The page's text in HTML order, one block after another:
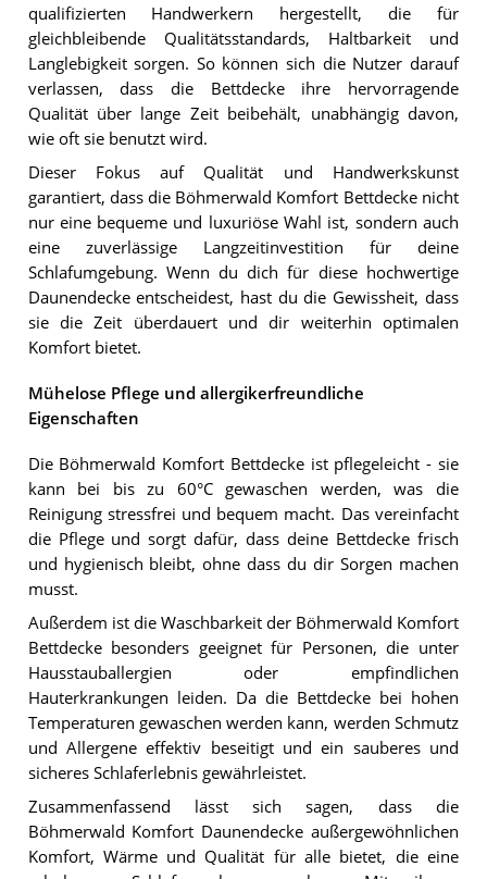
qualifizierten Handwerkern hergestellt, die für
gleichbleibende Qualitätsstandards, Haltbarkeit und
Langlebigkeit sorgen. So können sich die Nutzer darauf
verlassen, dass die Bettdecke ihre hervorragende
Qualität über lange Zeit beibehält, unabhängig davon,
wie oft sie benutzt wird.
Dieser Fokus auf Qualität und Handwerkskunst
garantiert, dass die Böhmerwald Komfort Bettdecke nicht
nur eine bequeme und luxuriöse Wahl ist, sondern auch
eine zuverlässige Langzeitinvestition für deine
Schlafumgebung. Wenn du dich für diese hochwertige
Daunendecke entscheidest, hast du die Gewissheit, dass
sie die Zeit überdauert und dir weiterhin optimalen
Komfort bietet.
Mühelose Pflege und allergikerfreundliche
Eigenschaften
Die Böhmerwald Komfort Bettdecke ist pflegeleicht - sie
kann bei bis zu 60°C gewaschen werden, was die
Reinigung stressfrei und bequem macht. Das vereinfacht
die Pflege und sorgt dafür, dass deine Bettdecke frisch
und hygienisch bleibt, ohne dass du dir Sorgen machen
musst.
Außerdem ist die Waschbarkeit der Böhmerwald Komfort
Bettdecke besonders geeignet für Personen, die unter
Hausstauballergien oder empfindlichen
Hauterkrankungen leiden. Da die Bettdecke bei hohen
Temperaturen gewaschen werden kann, werden Schmutz
und Allergene effektiv beseitigt und ein sauberes und
sicheres Schlaferlebnis gewährleistet.
Zusammenfassend lässt sich sagen, dass die
Böhmerwald Komfort Daunendecke außergewöhnlichen
Komfort, Wärme und Qualität für alle bietet, die eine